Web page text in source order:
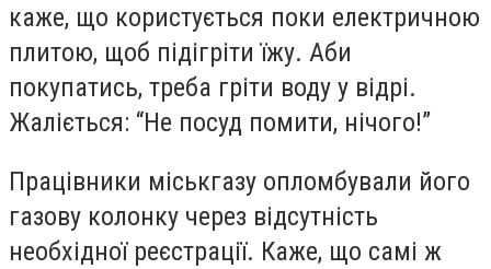
каже, що користується поки електричною
плитою, щоб підігріти їжу. Аби
покупатись, треба гріти воду у відрі.
Жаліється: “Не посуд помити, нічого!”
Працівники міськгазу опломбували його
газову колонку через відсутність
необхідної реєстрації. Каже, що самі ж